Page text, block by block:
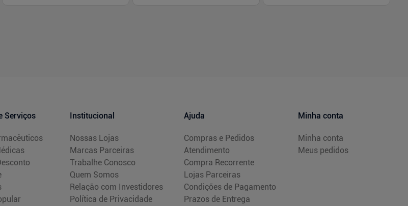
Serviços Institucional
Nossas Lojas
Marcas Parceiras
Trabalhe Conosco
Quem Somos
Relação com Investidores
Política de Privacidade
Ajuda
Compras e Pedidos
Atendimento
Compra Recorrente
Lojas Parceiras
Condições de Pagamento
Prazos de Entrega
Minha conta
Minha conta
Meus pedidos